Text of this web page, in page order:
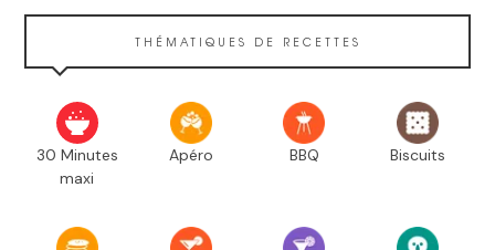
THÉMATIQUES DE RECETTES
30 Minutes
maxi
Apéro BBQ Biscuits